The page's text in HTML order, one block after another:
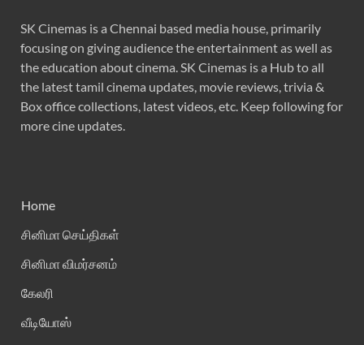
SK Cinemas is a Chennai based media house, primarily
focusing on giving audience the entertainment as well as
the education about cinema. SK Cinemas is a Hub to all
the latest tamil cinema updates, movie reviews, trivia &
Box office collections, latest videos, etc. Keep following for
more cine updates.
Home
சினிமா செய்திகள்
சினிமா விமர்சனம்
கேலரி
வீடியோஸ்